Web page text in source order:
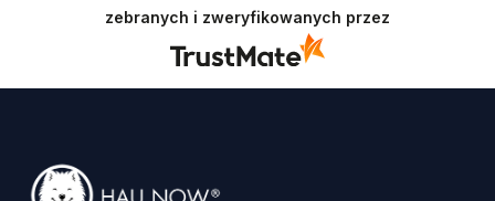
zebranych i zweryfikowanych przez